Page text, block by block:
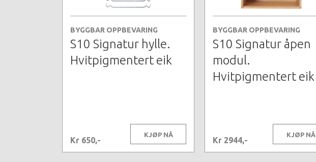
BYGGBAR OPPBEVARING
S10 Signatur hylle.
Hvitpigmentert eik
Kr 650,-
KJØP NÅ
BYGGBAR OPPBEVARING
S10 Signatur åpen
modul.
Hvitpigmentert eik
Kr 2944,-
KJØP NÅ